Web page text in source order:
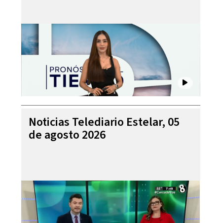
Noticias Telediario Estelar, 05
de agosto 2026